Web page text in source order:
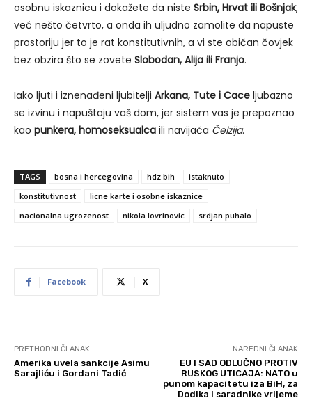
osobnu iskaznicu i dokažete da niste Srbin, Hrvat ili Bošnjak,
već nešto četvrto, a onda ih uljudno zamolite da napuste
prostoriju jer to je rat konstitutivnih, a vi ste običan čovjek
bez obzira što se zovete Slobodan, Alija ili Franjo.
Iako ljuti i iznenađeni ljubitelji Arkana, Tute i Cace ljubazno
se izvinu i napuštaju vaš dom, jer sistem vas je prepoznao
kao punkera, homoseksualca ili navijača Čelzija.
TAGS bosna i hercegovina hdz bih
istaknuto
konstitutivnost
licne karte i osobne iskaznice
nacionalna ugrozenost
nikola lovrinovic srdjan puhalo
Facebook X
PRETHODNI ČLANAK
Amerika uvela sankcije Asimu
Sarajliću i Gordani Tadić
NAREDNI ČLANAK
EU I SAD ODLUČNO PROTIV
RUSKOG UTICAJA: NATO u
punom kapacitetu iza BiH, za
Dodika i saradnike vrijeme